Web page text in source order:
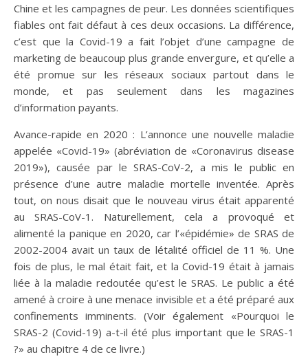
Chine et les campagnes de peur. Les données scientifiques
fiables ont fait défaut à ces deux occasions. La différence,
c’est que la Covid-19 a fait l’objet d’une campagne de
marketing de beaucoup plus grande envergure, et qu’elle a
été promue sur les réseaux sociaux partout dans le
monde, et pas seulement dans les magazines
d’information payants.
Avance-rapide en 2020 : L’annonce une nouvelle maladie
appelée «Covid-19» (abréviation de «Coronavirus disease
2019»), causée par le SRAS-CoV-2, a mis le public en
présence d’une autre maladie mortelle inventée. Après
tout, on nous disait que le nouveau virus était apparenté
au SRAS-CoV-1. Naturellement, cela a provoqué et
alimenté la panique en 2020, car l’«épidémie» de SRAS de
2002-2004 avait un taux de létalité officiel de 11 %. Une
fois de plus, le mal était fait, et la Covid-19 était à jamais
liée à la maladie redoutée qu’est le SRAS. Le public a été
amené à croire à une menace invisible et a été préparé aux
confinements imminents. (Voir également «Pourquoi le
SRAS-2 (Covid-19) a-t-il été plus important que le SRAS-1
?» au chapitre 4 de ce livre.)